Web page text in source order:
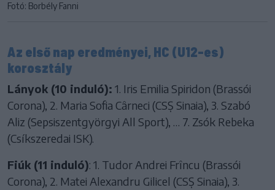
Fotó: Borbély Fanni
Az első nap eredményei, HC (U12-es)
korosztály
Lányok (10 induló): 1. Iris Emilia Spiridon (Brassói
Corona), 2. Maria Sofia Cârneci (CSȘ Sinaia), 3. Szabó
Aliz (Sepsiszentgyörgyi All Sport), … 7. Zsók Rebeka
(Csíkszeredai ISK).
Fiúk (11 induló): 1. Tudor Andrei Frîncu (Brassói
Corona), 2. Matei Alexandru Gilicel (CSȘ Sinaia), 3.